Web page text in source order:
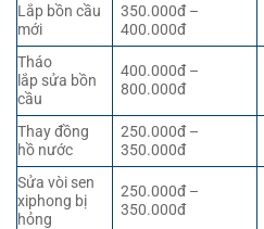
Lắp bồn cầu
mới
350.000đ –
400.000đ
Tháo
lắp sửa bồn
cầu
400.000đ –
800.000đ
Thay đồng
hồ nước
250.000đ –
350.000đ
Sửa vòi sen
xiphong bị
hỏng
250.000đ –
350.000đ